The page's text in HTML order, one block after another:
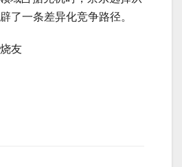
了一条差异化竞争路径。
友